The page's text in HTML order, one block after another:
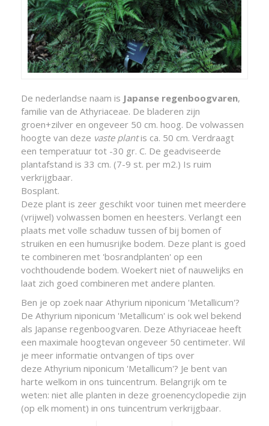
De nederlandse naam is Japanse regenboogvaren,
familie van de Athyriaceae. De bladeren zijn
groen+zilver en ongeveer 50 cm. hoog. De volwassen
hoogte van deze vaste plantis ca. 50 cm. Verdraagt
een temperatuur tot -30 gr. C. De geadviseerde
plantafstand is 33 cm. (7-9 st. per m2.) Is ruim
verkrijgbaar.
Bosplant.
Deze plant is zeer geschikt voor tuinen met meerdere
(vrijwel) volwassen bomen en heesters. Verlangt een
plaats met volle schaduw tussen of bij bomen of
struiken en een humusrijke bodem. Deze plant is goed
te combineren met 'bosrandplanten' op een
vochthoudende bodem. Woekert niet of nauwelijks en
laat zich goed combineren met andere planten.
Ben je op zoek naar Athyrium niponicum 'Metallicum'?
De Athyrium niponicum 'Metallicum' is ook wel bekend
als Japanse regenboogvaren. Deze Athyriaceae heeft
een maximale hoogtevan ongeveer 50 centimeter. Wil
je meer informatie ontvangen of tips over
deze Athyrium niponicum 'Metallicum'? Je bent van
harte welkom in ons tuincentrum. Belangrijk om te
weten: niet alle planten in deze groenencyclopedie zijn
(op elk moment) in ons tuincentrum verkrijgbaar.